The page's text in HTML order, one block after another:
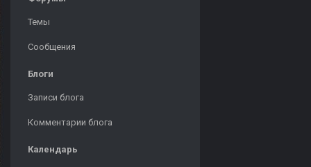
Темы
Сообщения
Блоги
Записи блога
Комментарии блога
Календарь